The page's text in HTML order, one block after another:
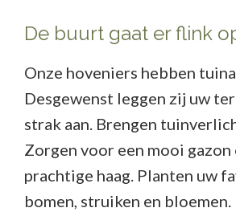
De buurt gaat er flink
Onze hoveniers hebben
Desgewenst leggen zij uw
strak aan. Brengen
Zorgen voor een mooi gazon
prachtige haag. Planten uw
bomen, struiken en